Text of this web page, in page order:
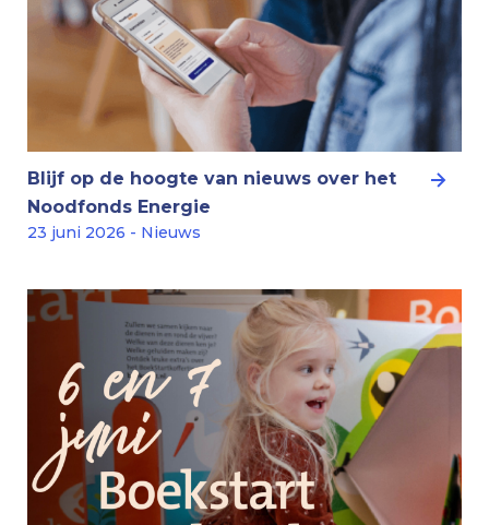
Blijf op de hoogte van nieuws over het
Noodfonds Energie
23 juni 2026 - Nieuws